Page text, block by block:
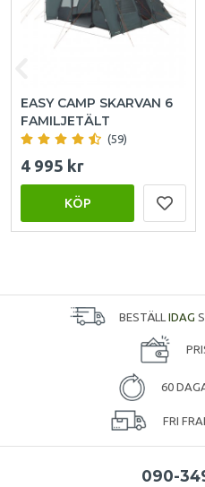
EASY CAMP SKARVAN 6
FAMILJETÄLT
(59)
4 995 kr
KÖP
BESTÄLL IDAG
60
FRI
090-